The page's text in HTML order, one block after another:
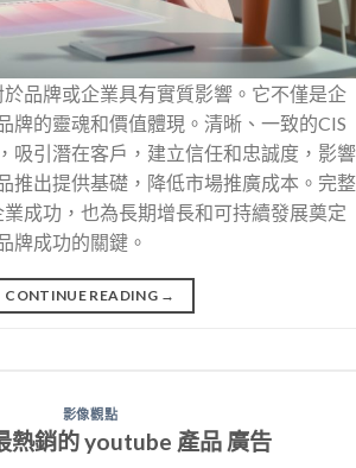
品牌或企業具有實質影響。它不僅是企
牌的靈魂和價值體現。清晰、一致的CIS
吸引潛在客戶，建立信任和忠誠度，影響
推出提供基礎，降低市場推廣成本。完整
成功，也為長期增長和可持續發展奠定
牌成功的關鍵。
CONTINUE READING →
影像觀點
熱銷的 youtube 產品 廣告